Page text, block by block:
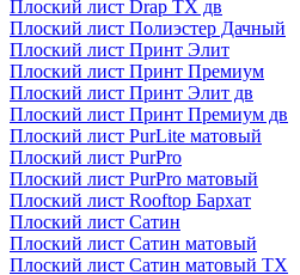
Плоский лист Drap ТХ дв
Плоский лист Полиэстер Дачный
Плоский лист Принт Элит
Плоский лист Принт Премиум
Плоский лист Принт Элит дв
Плоский лист Принт Премиум дв
Плоский лист PurLite матовый
Плоский лист PurPro
Плоский лист PurPro матовый
Плоский лист Rooftop Бархат
Плоский лист Сатин
Плоский лист Сатин матовый
Плоский лист Сатин матовый TX